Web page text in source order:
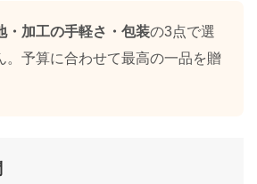
・加工の手軽さ・包装の3点で選
。予算に合わせて最高の一品を贈